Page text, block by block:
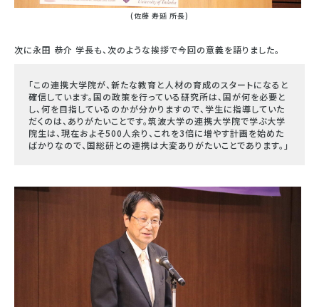
(佐藤 寿延 所長)
次に永田 恭介 学長も、次のような挨拶で今回の意義を語りました。
「この連携大学院が、新たな教育と人材の育成のスタートになると
確信しています。国の政策を行っている研究所は、国が何を必要と
し、何を目指しているのかが分かりますので、学生に指導していた
だくのは、ありがたいことです。筑波大学の連携大学院で学ぶ大学
院生は、現在およそ500人余り、これを3倍に増やす計画を始めた
ばかりなので、国総研との連携は大変ありがたいことであります。」